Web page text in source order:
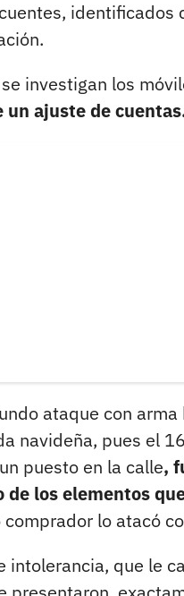
identificados
investigan los
un ajuste de
ataque con
navideña, pues el
puesto en la calle,
de los elementos
lo atacó
intolerancia, que le